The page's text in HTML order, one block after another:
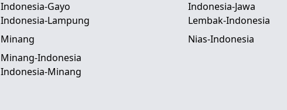
Indonesia-Gayo
Indonesia-Jawa
Indonesia-Lampung Lembak-Indonesia
Minang
Minang-Indonesia
Indonesia-Minang
Nias-Indonesia